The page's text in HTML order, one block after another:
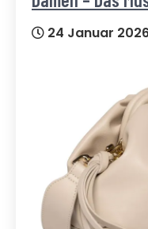
24 Januar